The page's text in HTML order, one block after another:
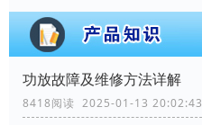
功放故障及维修方法详解
8418阅读 2025-01-13 20:02:43